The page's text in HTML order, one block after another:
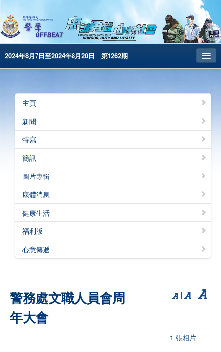
2024年8月7日至2024年8月20日 第1262期
昔日警聲
警務處主頁
简体版
English
電子書版
警聲特刊
主頁
新聞
特寫
簡訊
圖片專輯
康體消息
健康生活
福利版
心意傳遞
警務處文職人員會周
年大會
1 張相片